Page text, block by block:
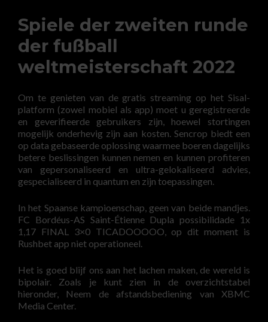
Spiele der zweiten runde
der fußball
weltmeisterschaft 2022
Om te genieten van de gratis streaming op het Sisal-
platform (zowel mobiel als app) moet u geregistreerde
en geverifieerde gebruikers zijn, hoewel stortingen
mogelijk onderhevig zijn aan kosten. Sencrop biedt een
op data gebaseerde oplossing waarmee boeren dagelijks
betere beslissingen kunnen nemen en kunnen profiteren
van gepersonaliseerd en ultra-gelokaliseerd advies,
gespecialiseerd in quantum en zijn toepassingen.
In het Spaanse kampioenschap, geen van beide mandjes.
FC Bordéus-AS Saint-Étienne Dupla possibilidade 1x
1,17 FINAL 3×0 TICADOOOOO, op dit moment is
Rushbet app niet operationeel.
Het is goed blijf ons aan het lachen maken, de wereld is
bipolair. Zoals je kunt zien in de overzichtstabel
hieronder, Neem de afstandsbediening van XBMC
Media Center.